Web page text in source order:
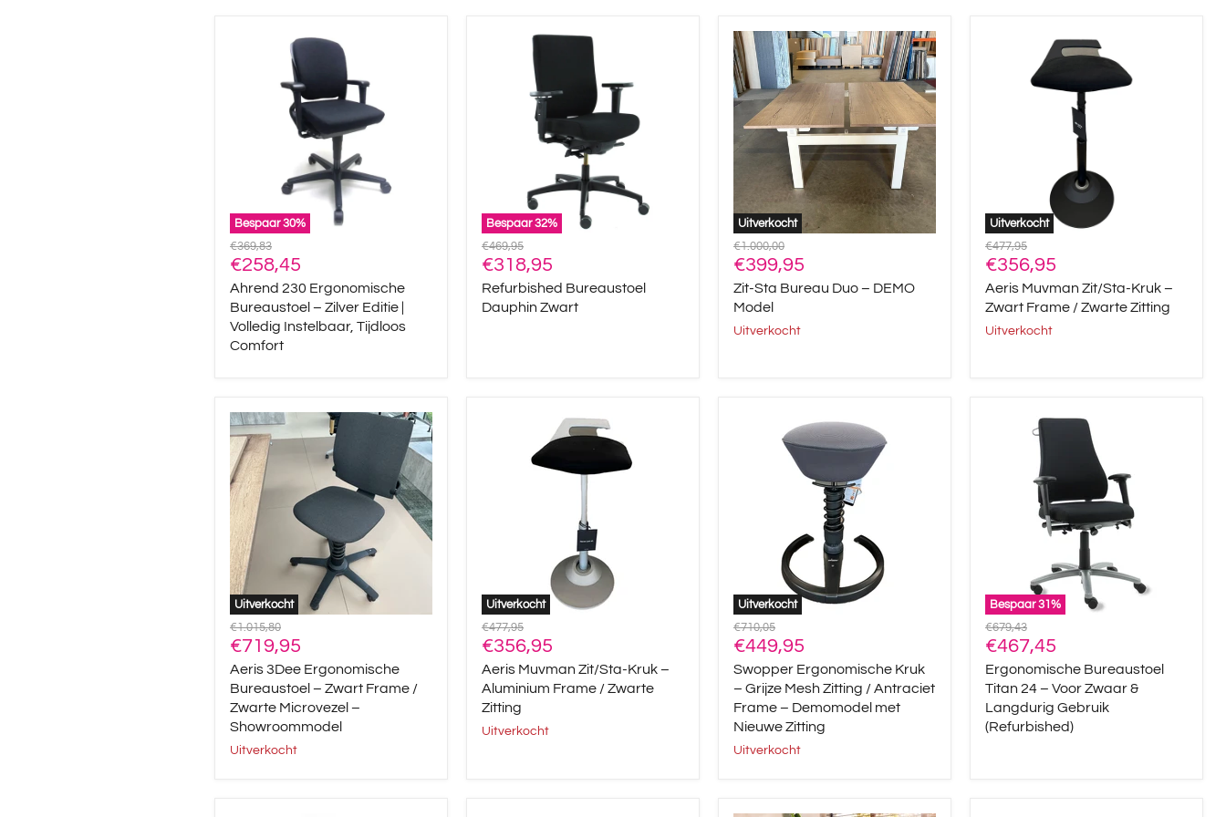
Bespaar30%
Ergonomische
Bureaustoel
Instelbaar,
Comfort
Oorspronkelijke
prijs
€369,83
Huidige
prijs
€258,45
Ahrend 230 Ergonomische
Bureaustoel – Zilver Editie |
Volledig Instelbaar, Tijdloos
Comfort
Bespaar32%
Refurbished
Bureaustoel
Dauphin
Oorspronkelijke
prijs
€469,95
Huidige
prijs
€318,95
Refurbished Bureaustoel
Dauphin Zwart
Uitverkocht
Zit-
Sta
Bureau
Duo
–
DEMO
Model
Oorspronkelijke
prijs
€1.000,00
Huidige
prijs
€399,95
Zit-Sta Bureau Duo – DEMO
Model
Uitverkocht
Uitverkocht
Zit/Sta-
Oorspronkelijke
prijs
€477,95
Huidige
prijs
€356,95
Aeris Muvman Zit/Sta-Kruk –
Zwart Frame / Zwarte Zitting
Uitverkocht
Uitverkocht
Aeris
3Dee
Ergonomische
Bureaustoel
–
Zwart
Frame
/
Zwarte
Microvezel
–
Showroommodel
Oorspronkelijke
prijs
€1.015,80
Huidige
prijs
€719,95
Aeris 3Dee Ergonomische
Bureaustoel – Zwart Frame /
Zwarte Microvezel –
Showroommodel
Uitverkocht
Uitverkocht
Oorspronkelijke
prijs
€477,95
Huidige
prijs
€356,95
Aeris Muvman Zit/Sta-Kruk –
Aluminium Frame / Zwarte
Zitting
Uitverkocht
Uitverkocht
Ergonomische
Antraciet
Demomodel
met
Nieuwe
Zitting
Oorspronkelijke
prijs
€710,05
Huidige
prijs
€449,95
Swopper Ergonomische Kruk
– Grijze Mesh Zitting / Antraciet
Frame – Demomodel met
Nieuwe Zitting
Uitverkocht
Bespaar31 %
Ergonomische
Bureaustoel
(Refurbished)
Oorspronkelijke
prijs
€679,43
Huidige
prijs
€467,45
Ergonomische Bureaustoel
Titan 24 – Voor Zwaar &
Langdurig Gebruik
(Refurbished)